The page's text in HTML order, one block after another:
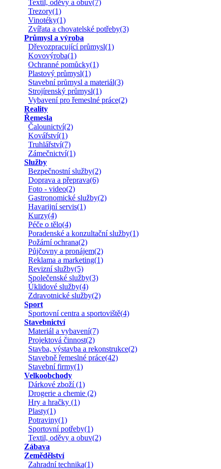
Textil, oděvy a obuv(7)
Trezory(1)
Vinotéky(1)
Zvířata a chovatelské potřeby(3)
Průmysl a výroba
Dřevozpracující průmysl(1)
Kovovýroba(1)
Ochranné pomůcky(1)
Plastový průmysl(1)
Stavební průmysl a materiál(3)
Strojírenský průmysl(1)
Vybavení pro řemeslné práce(2)
Reality
Řemesla
Čalounictví(2)
Kovářství(1)
Truhlářství(7)
Zámečnictví(1)
Služby
Bezpečnostní služby(2)
Doprava a přeprava(6)
Foto - video(2)
Gastronomické služby(2)
Havarijní servis(1)
Kurzy(4)
Péče o tělo(4)
Poradenské a konzultační služby(1)
Požární ochrana(2)
Půjčovny a pronájem(2)
Reklama a marketing(1)
Revizní služby(5)
Společenské služby(3)
Úklidové služby(4)
Zdravotnické služby(2)
Sport
Sportovní centra a sportoviště(4)
Stavebnictví
Materiál a vybavení(7)
Projektová činnost(2)
Stavba, výstavba a rekonstrukce(2)
Stavebně řemeslné práce(42)
Stavební firmy(1)
Velkoobchody
Dárkové zboží (1)
Drogerie a chemie (2)
Hry a hračky (1)
Plasty(1)
Potraviny(1)
Sportovní potřeby(1)
Textil, oděvy a obuv(2)
Zábava
Zemědělství
Zahradní technika(1)